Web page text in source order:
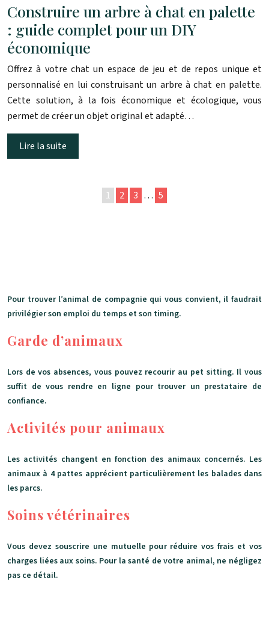
Construire un arbre à chat en palette
: guide complet pour un DIY
économique
Offrez à votre chat un espace de jeu et de repos unique et
personnalisé en lui construisant un arbre à chat en palette.
Cette solution, à la fois économique et écologique, vous
permet de créer un objet original et adapté…
Lire la suite
1 2 3 … 5
Pour trouver l’animal de compagnie qui vous convient, il faudrait
privilégier son emploi du temps et son timing.
Garde d’animaux
Lors de vos absences, vous pouvez recourir au pet sitting. Il vous
suffit de vous rendre en ligne pour trouver un prestataire de
confiance.
Activités pour animaux
Les activités changent en fonction des animaux concernés. Les
animaux à 4 pattes apprécient particulièrement les balades dans
les parcs.
Soins vétérinaires
Vous devez souscrire une mutuelle pour réduire vos frais et vos
charges liées aux soins. Pour la santé de votre animal, ne négligez
pas ce détail.